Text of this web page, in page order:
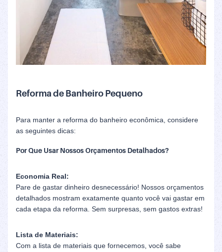
Reforma de Banheiro Pequeno
Para manter a reforma do banheiro econômica, considere
as seguintes dicas:
Por Que Usar Nossos Orçamentos Detalhados?
Economia Real:
Pare de gastar dinheiro desnecessário! Nossos orçamentos
detalhados mostram exatamente quanto você vai gastar em
cada etapa da reforma. Sem surpresas, sem gastos extras!
Lista de Materiais:
Com a lista de materiais que fornecemos, você sabe